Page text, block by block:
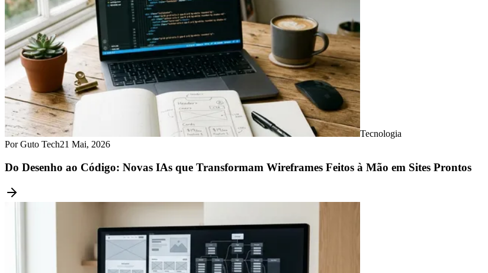
Tecnologia
Por Guto Tech21 Mai, 2026
Do Desenho ao Código: Novas IAs que Transformam Wireframes Feitos à Mão em Sites Prontos